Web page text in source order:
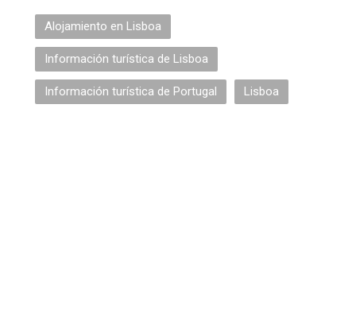
Alojamiento en Lisboa
Información turística de Lisboa
Información turística de Portugal Lisboa